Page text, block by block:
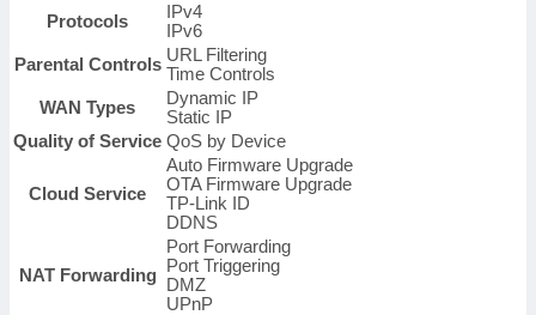
Protocols
IPv4
IPv6
Parental Controls URL Filtering
Time Controls
WAN Types
Dynamic IP
Static IP
Quality of Service QoS by Device
Cloud Service
Auto Firmware Upgrade
OTA Firmware Upgrade
TP-Link ID
DDNS
NAT Forwarding
Port Forwarding
Port Triggering
DMZ
UPnP